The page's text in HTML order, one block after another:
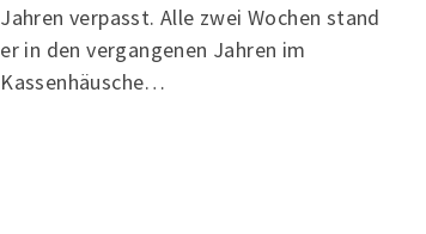
Jahren verpasst. Alle zwei Wochen stand
er in den vergangenen Jahren im
Kassenhäusche…